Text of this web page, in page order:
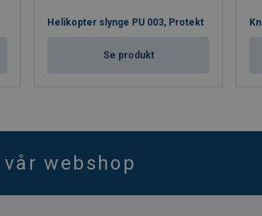
Helikopter slynge PU 003, Protekt
Se produkt
webshop